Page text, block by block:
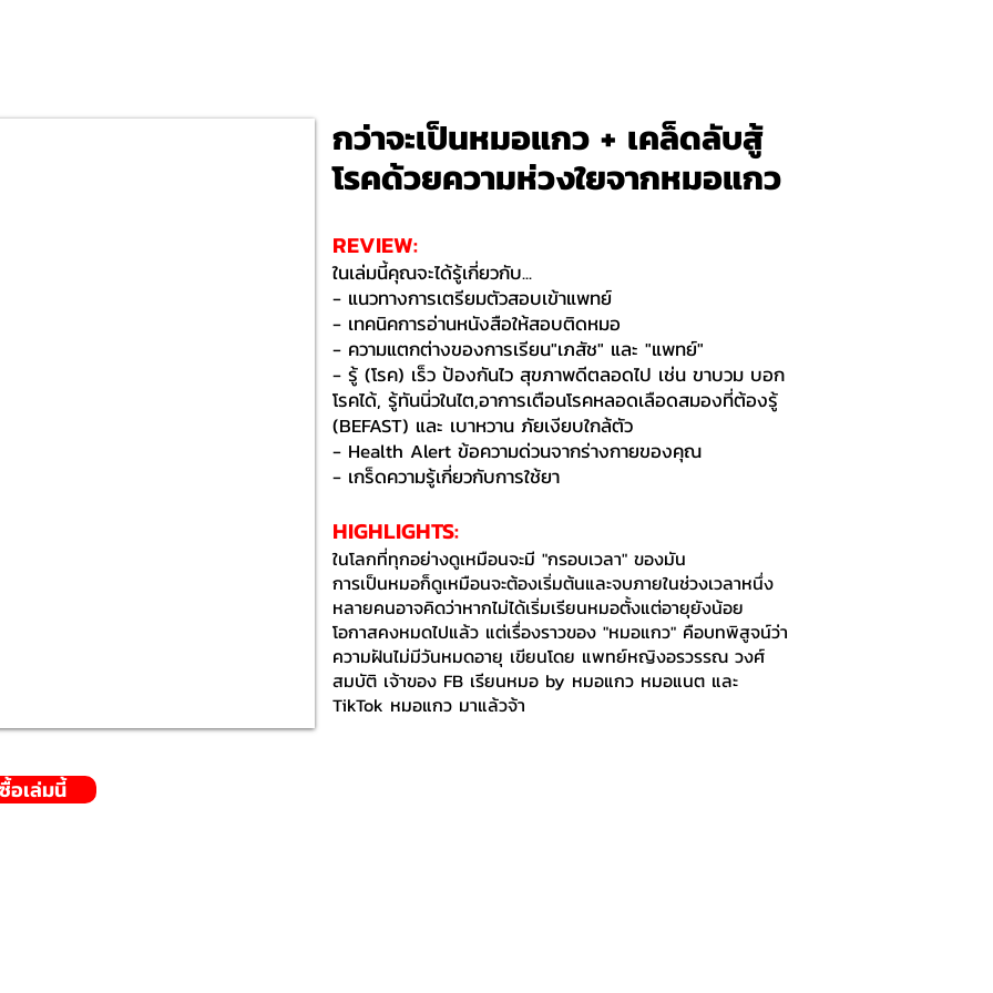
กว่าจะเป็นหมอแกว + เคล็ดลับสู้
โรคด้วยความห่วงใยจากหมอแกว
REVIEW:
ในเล่มนี้คุณจะได้รู้เกี่ยวกับ...
- แนวทางการเตรียมตัวสอบเข้าแพทย์
- เทคนิคการอ่านหนังสือให้สอบติดหมอ
- ความแตกต่างของการเรียน"เภสัช" และ "แพทย์"
- รู้ (โรค) เร็ว ป้องกันไว สุขภาพดีตลอดไป เช่น ขาบวม บอก
โรคได้, รู้ทันนิ่วในไต,อาการเตือนโรคหลอดเลือดสมองที่ต้องรู้
(BEFAST) และ เบาหวาน ภัยเงียบใกล้ตัว
- Health Alert ข้อความด่วนจากร่างกายของคุณ
- เกร็ดความรู้เกี่ยวกับการใช้ยา
HIGHLIGHTS:​
ในโลกที่ทุกอย่างดูเหมือนจะมี "กรอบเวลา" ของมัน
การเป็นหมอก็ดูเหมือนจะต้องเริ่มต้นและจบภายในช่วงเวลาหนึ่ง
หลายคนอาจคิดว่าหากไม่ได้เริ่มเรียนหมอตั้งแต่อายุยังน้อย
โอกาสคงหมดไปแล้ว แต่เรื่องราวของ "หมอแกว" คือบทพิสูจน์ว่า
ความฝันไม่มีวันหมดอายุ เขียนโดย แพทย์หญิงอรวรรณ วงศ์
สมบัติ เจ้าของ FB เรียนหมอ by หมอแกว หมอแนต และ
TikTok หมอแกว มาแล้วจ้า
อเล่มนี้